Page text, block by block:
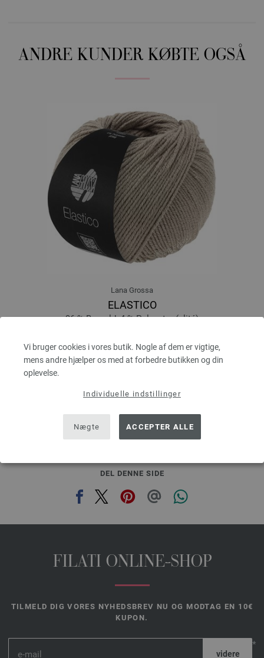
Vi bruger cookies i vores butik. Nogle af dem er vigtige,
mens andre hjælper os med at forbedre butikken og din
oplevelse.
Individuelle indstillinger
Nægte ACCEPTER ALLE
ANDRE KUNDER KØBTE OGSÅ
Lana Grossa
ELASTICO
96 % Bomuld, 4 % Polyester (elité)
Pinde-/nåletykkelse: 3,5 - 4,5
29,41 dkr - 35,29 dkr
eks. moms, med tillæg af forsendelsesomkostninger, Basispris:
prev next
DEL DENNE SIDE
FILATI ONLINE-SHOP
TILMELD DIG VORES NYHEDSBREV NU OG MODTAG EN 10€
KUPON.
*